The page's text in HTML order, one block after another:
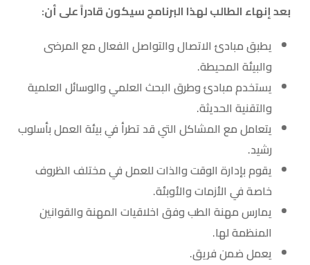
بعد إنهاء الطالب لهذا البرنامج سيكون قادراً على أن:
يطبق مبادئ الاتصال والتواصل الفعال مع المرضى
والبيئة المحيطة.
يستخدم مبادئ وطرق البحث العلمي والوسائل العلمية
والتقنية الحديثة.
يتعامل مع المشاكل التي قد تطرأ في بيئة العمل بأسلوب
رشيد.
يقوم بإدارة الوقت والذات للعمل في مختلف الظروف
خاصة في الأزمات والأوبئة.
يمارس مهنة الطب وفق اخلاقيات المهنة والقوانين
المنظمة لها.
يعمل ضمن فريق.